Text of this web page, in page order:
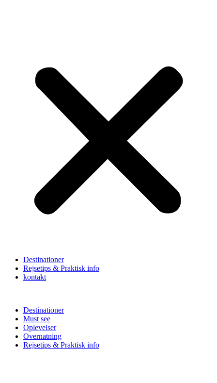
Destinationer
Rejsetips & Praktisk info
kontakt
Destinationer
Must see
Oplevelser
Overnatning
Rejsetips & Praktisk info